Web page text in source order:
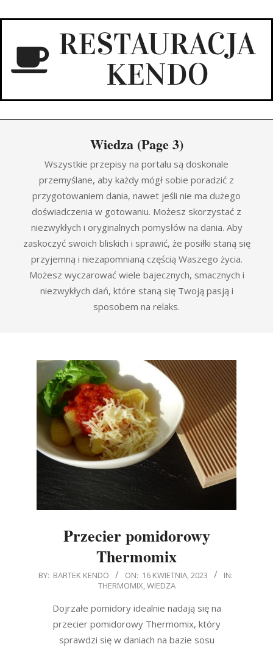
to
RESTAURACJA
KENDO
Wiedza (Page 3)
Wszystkie przepisy na portalu są doskonale
przemyślane, aby każdy mógł sobie poradzić z
przygotowaniem dania, nawet jeśli nie ma dużego
doświadczenia w gotowaniu. Możesz skorzystać z
niezwykłych i oryginalnych pomysłów na dania. Aby
zaskoczyć swoich bliskich i sprawić, że posiłki staną się
przyjemną i niezapomnianą częścią Waszego życia.
Możesz wyczarować wiele bajecznych, smacznych i
niezwykłych dań, które staną się Twoją pasją i
sposobem na relaks.
Przecier pomidorowy
Thermomix
2023-
BY: BARTEK KENDO ON: 16 KWIETNIA, 2023
IN:
THERMOMIX,WIEDZA
Dojrzałe pomidory idealnie nadają się na
przecier pomidorowy Thermomix, który
sprawdzi się w daniach na bazie sosu